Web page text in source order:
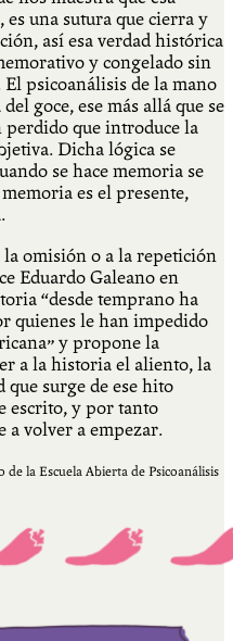
una sutura que cierra y
así esa verdad histórica
y congelado sin
psicoanálisis de la mano
goce, ese más allá que se
que introduce la
Dicha lógica se
se hace memoria se
es el presente,
la omisión o a la repetición
Eduardo Galeano en
“desde temprano ha
quienes le han impedido
y propone la
a la historia el aliento, la
que surge de ese hito
escrito, y por tanto
a volver a empezar.
la Escuela Abierta de Psicoanálisis